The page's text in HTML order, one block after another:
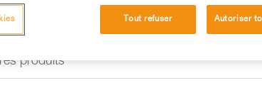
produits
Tout refuser Autoriser